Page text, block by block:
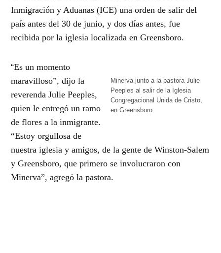
Inmigración y Aduanas (ICE) una orden de salir del
país antes del 30 de junio, y dos días antes, fue
recibida por la iglesia localizada en Greensboro.
Minerva junto a la pastora Julie
Peeples al salir de la Iglesia
Congregacional Unida de Cristo,
en Greensboro.
“Es un momento
maravilloso”, dijo la
reverenda Julie Peeples,
quien le entregó un ramo
de flores a la inmigrante.
“Estoy orgullosa de
nuestra iglesia y amigos, de la gente de Winston-Salem
y Greensboro, que primero se involucraron con
Minerva”, agregó la pastora.